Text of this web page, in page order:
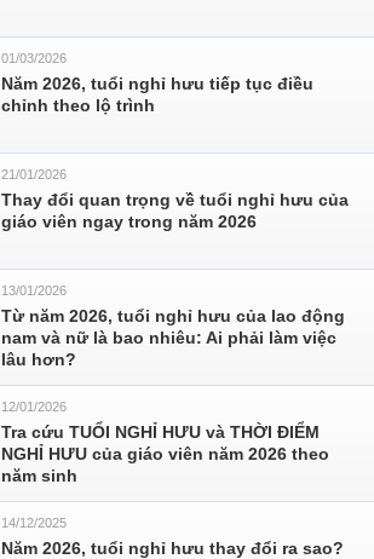
01/03/2026
Năm 2026, tuổi nghỉ hưu tiếp tục điều
chỉnh theo lộ trình
21/01/2026
Thay đổi quan trọng về tuổi nghỉ hưu của
giáo viên ngay trong năm 2026
13/01/2026
Từ năm 2026, tuổi nghỉ hưu của lao động
nam và nữ là bao nhiêu: Ai phải làm việc
lâu hơn?
12/01/2026
Tra cứu TUỔI NGHỈ HƯU và THỜI ĐIỂM
NGHỈ HƯU của giáo viên năm 2026 theo
năm sinh
14/12/2025
Năm 2026, tuổi nghỉ hưu thay đổi ra sao?